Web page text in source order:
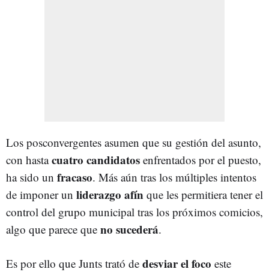
Los posconvergentes asumen que su gestión del asunto,
con hastacuatro candidatos enfrentados por el puesto,
ha sido un fracaso. Más aún tras los múltiples intentos
de imponer un liderazgo afín que les permitiera tener el
control del grupo municipal tras los próximos comicios,
algo que parece que no sucederá.
Es por ello que Junts trató de desviar el foco este